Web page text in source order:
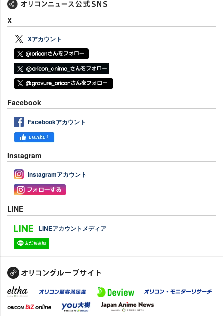
X
Xアカウント
Facebook
Facebookアカウント
Instagram
Instagramアカウント
LINE
LINEアカウントメディア